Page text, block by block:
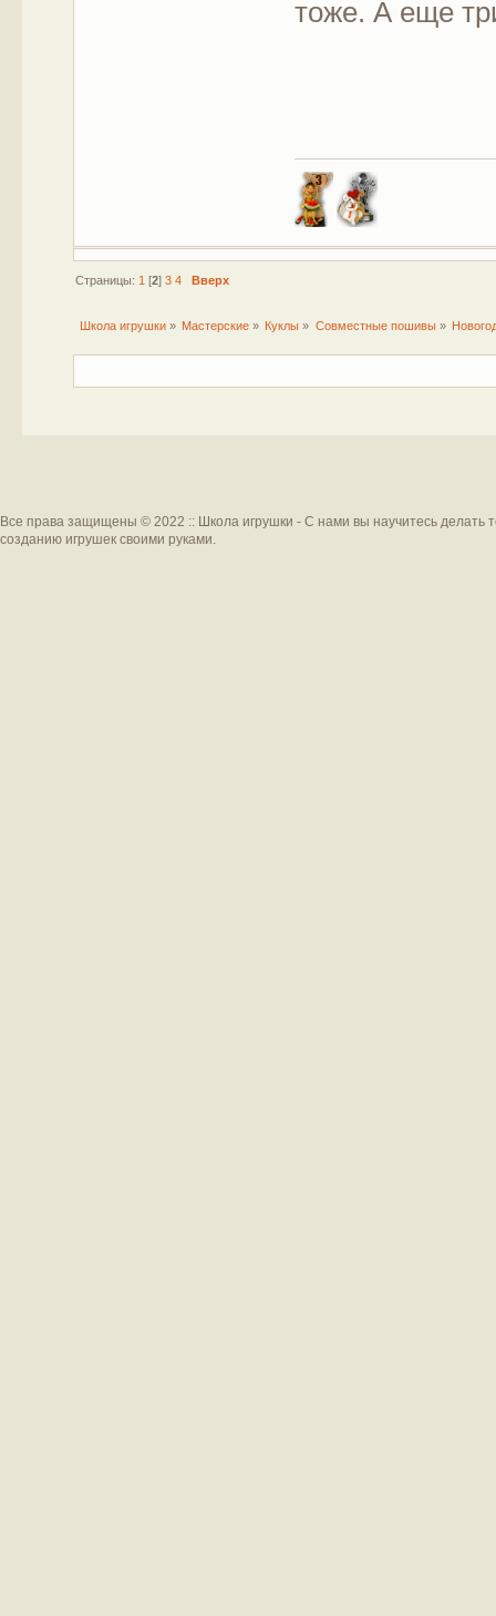
тоже. А еще
Страницы: 1 [2] 3 4 Вверх
Школа игрушки» Мастерские » Куклы » Совместные пошивы»
Все права защищены © 2022 :: Школа игрушки - С нами вы научитесь делать
созданию игрушек своими руками.